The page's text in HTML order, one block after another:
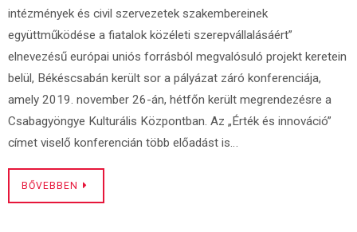
intézmények és civil szervezetek szakembereinek
együttműködése a fiatalok közéleti szerepvállalásáért”
elnevezésű európai uniós forrásból megvalósuló projekt keretein
belül, Békéscsabán került sor a pályázat záró konferenciája,
amely 2019. november 26-án, hétfőn került megrendezésre a
Csabagyöngye Kulturális Központban. Az „Érték és innováció”
címet viselő konferencián több előadást is…
BŐVEBBEN